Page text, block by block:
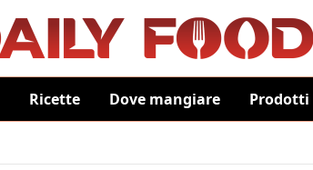
Ricette Dove mangiare Prodotti